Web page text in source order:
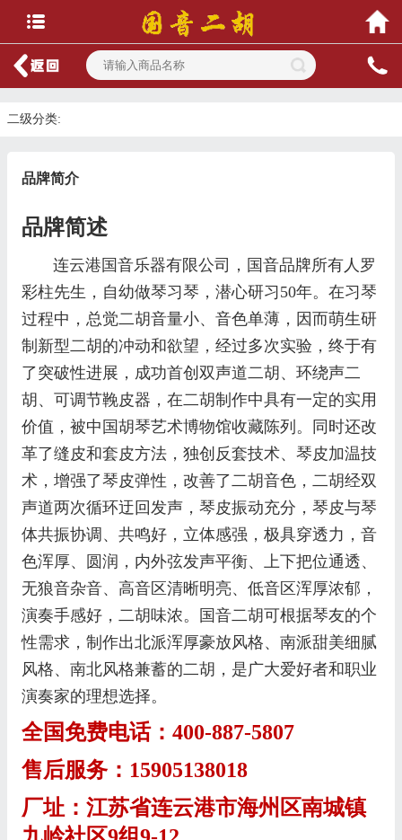
二级分类:
品牌简介
品牌简述
连云港国音乐器有限公司，国音品牌所有人罗
彩柱先生，自幼做琴习琴，潜心研习50年。在习琴
过程中，总觉二胡音量小、音色单薄，因而萌生研
制新型二胡的冲动和欲望，经过多次实验，终于有
了突破性进展，成功首创双声道二胡、环绕声二
胡、可调节鞔皮器，在二胡制作中具有一定的实用
价值，被中国胡琴艺术博物馆收藏陈列。同时还改
革了缝皮和套皮方法，独创反套技术、琴皮加温技
术，增强了琴皮弹性，改善了二胡音色，二胡经双
声道两次循环迂回发声，琴皮振动充分，琴皮与琴
体共振协调、共鸣好，立体感强，极具穿透力，音
色浑厚、圆润，内外弦发声平衡、上下把位通透、
无狼音杂音、高音区清晰明亮、低音区浑厚浓郁，
演奏手感好，二胡味浓。国音二胡可根据琴友的个
性需求，制作出北派浑厚豪放风格、南派甜美细腻
风格、南北风格兼蓄的二胡，是广大爱好者和职业
演奏家的理想选择。
全国免费电话：400-887-5807
售后服务：15905138018
厂址：江苏省连云港市海州区南城镇